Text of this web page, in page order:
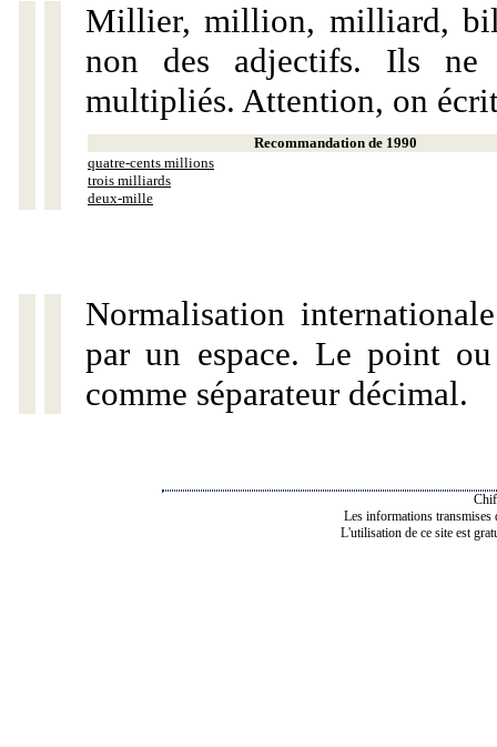
Millier, million, milliard,
non des adjectifs. Ils ne
multipliés. Attention, on
Recommandation de 1990
quatre-cents millions
trois milliards
deux-mille
Normalisation
par un espace. Le point
comme séparateur décimal.
Les informations transmises
L'utilisation de ce site est